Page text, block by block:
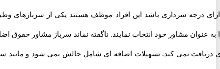
درجه سرداری باشد این افراد موظف هستند یکی از سربازهای وظیفه
مشاور خود انتخاب نمایند. ناگفته نماند سرباز مشاور حقوق اضافه
نمی کند. تسهیلات اضافه ای شامل حالش نمی شود و مانند سایر